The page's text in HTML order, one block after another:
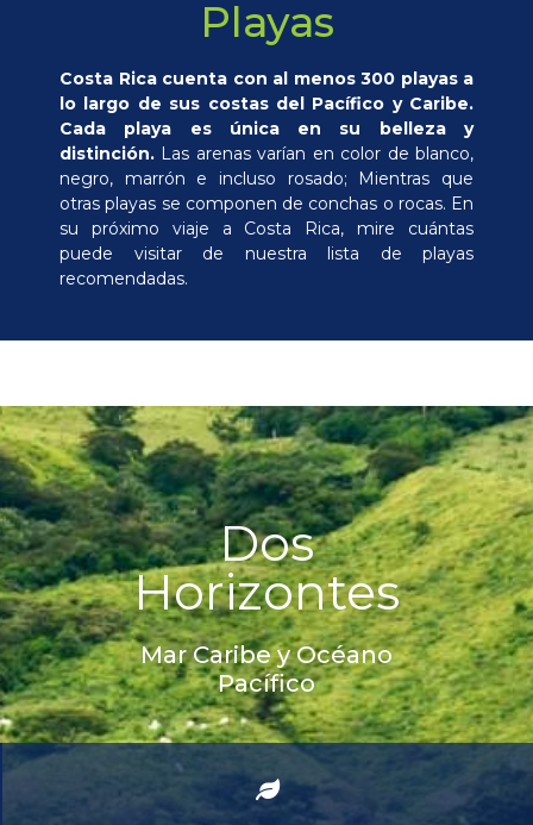
Playas
Costa Rica cuenta con al menos 300 playas a
lo largo de sus costas del Pacífico y Caribe.
Cada playa es única en su belleza y
distinción. Las arenas varían en color de blanco,
negro, marrón e incluso rosado; Mientras que
otras playas se componen de conchas o rocas. En
su próximo viaje a Costa Rica, mire cuántas
puede visitar de nuestra lista de playas
recomendadas.
Dos
Horizontes
Mar Caribe y Océano
Pacífico